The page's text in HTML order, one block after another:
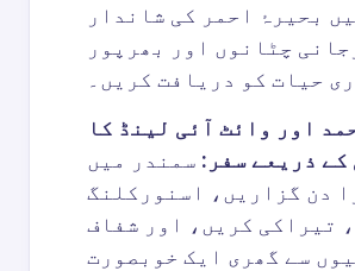
بحیرۂ احمر کی شاندار
چٹانوں اور بھرپور
حیات کو دریافت کریں۔
اور وائٹ آئی لینڈ کا
کے ذریعے سفر: سمندر میں
دن گزاریں، اسنورکلنگ
تیراکی کریں، اور شفاف
سے گھری ایک خوبصورت